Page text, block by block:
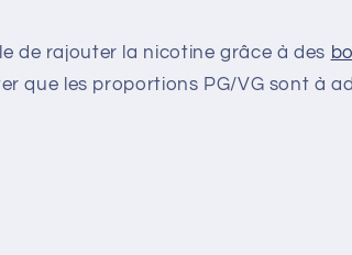
de rajouter la nicotine grâce à des
que les proportions PG/VG sont à